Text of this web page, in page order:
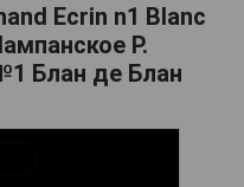
Ecrin n1 Blanc
Р.
Блан де Блан